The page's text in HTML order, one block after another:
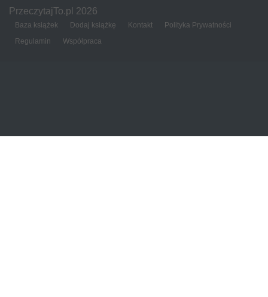
PrzeczytajTo.pl 2026
Baza książek Dodaj książkę Kontakt
Polityka Prywatności
Regulamin
Współpraca